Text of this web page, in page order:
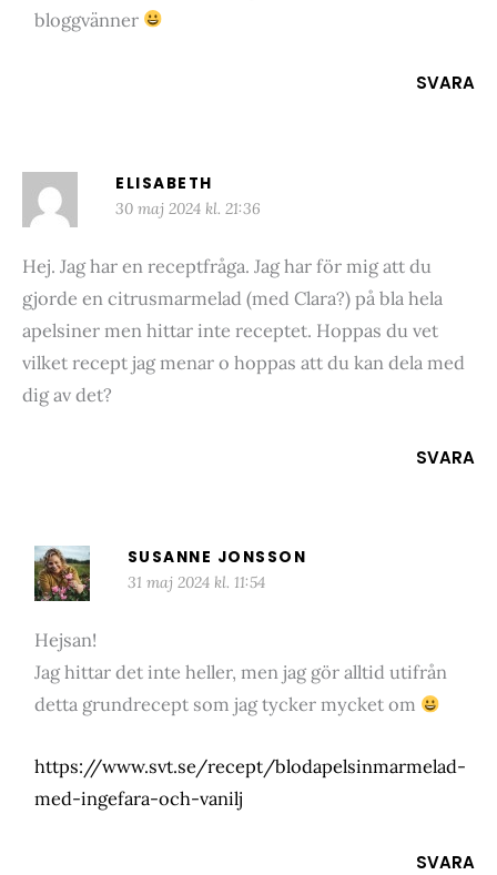
bloggvänner
SVARA
ELISABETH
30 maj 2024 kl. 21:36
Hej. Jag har en receptfråga. Jag har för mig att du
gjorde en citrusmarmelad (med Clara?) på bla hela
apelsiner men hittar inte receptet. Hoppas du vet
vilket recept jag menar o hoppas att du kan dela med
dig av det?
SVARA
SUSANNE JONSSON
31 maj 2024 kl. 11:54
Hejsan!
Jag hittar det inte heller, men jag gör alltid utifrån
detta grundrecept som jag tycker mycket om
https://www.svt.se/recept/blodapelsinmarmelad-
med-ingefara-och-vanilj
SVARA